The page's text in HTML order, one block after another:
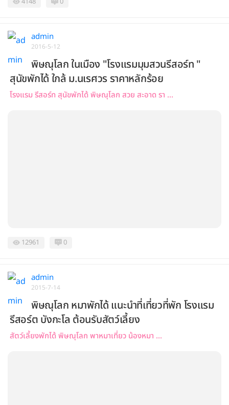
admin
2016-5-12
พิษณุโลก ในเมือง "โรงแรมมุมสวนรีสอร์ท "
สุนัขพักได้ ใกล้ ม.นเรศวร ราคาหลักร้อย
โรงแรม รีสอร์ท สุนัขพักได้ พิษณุโลก สวย สะอาด รา ...
12961 0
admin
2015-7-14
พิษณุโลก หมาพักได้ แนะนำที่เที่ยวที่พัก โรงแรม
รีสอร์ต บังกะโล ต้อนรับสัตว์เลี้ยง
สัตว์เลี้ยงพักได้ พิษณุโลก พาหมาเที่ยว น้องหมา ...